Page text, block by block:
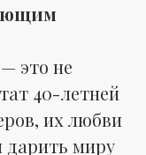
это не
40-летней
их любви
дарить миру